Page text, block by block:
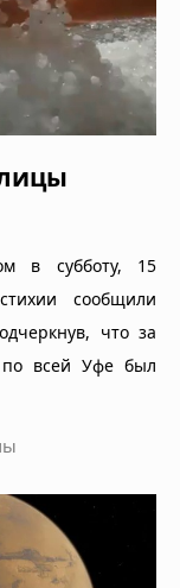
в субботу, 15
сообщили
что за
по всей Уфе был